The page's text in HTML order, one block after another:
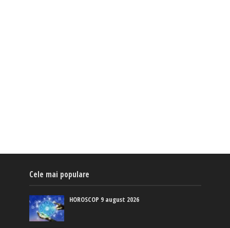
Cele mai populare
HOROSCOP 9 august 2026